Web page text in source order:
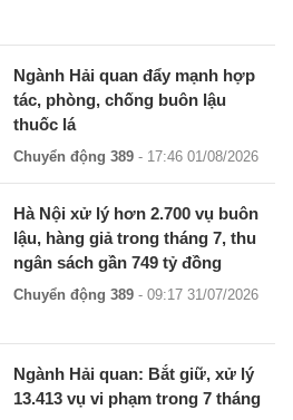
Ngành Hải quan đẩy mạnh hợp
tác, phòng, chống buôn lậu
thuốc lá
Chuyển động 389 - 17:46 01/08/2026
Hà Nội xử lý hơn 2.700 vụ buôn
lậu, hàng giả trong tháng 7, thu
ngân sách gần 749 tỷ đồng
Chuyển động 389 - 09:17 31/07/2026
Ngành Hải quan: Bắt giữ, xử lý
13.413 vụ vi phạm trong 7 tháng